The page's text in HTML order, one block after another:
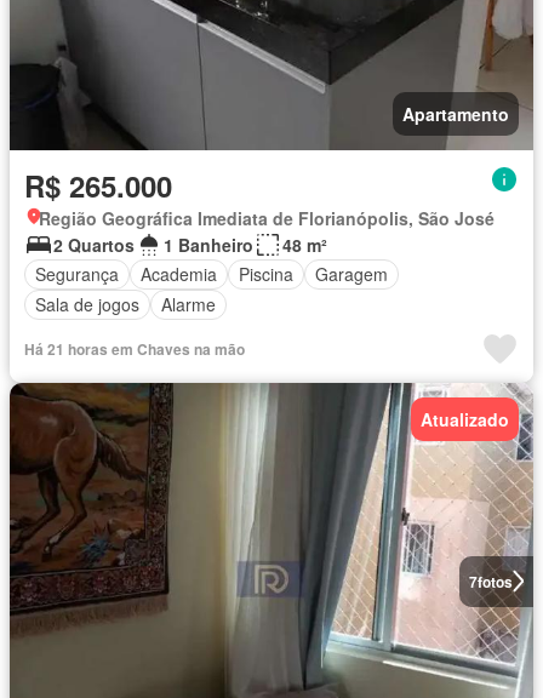
Apartamento
R$ 265.000
Região Geográfica Imediata de Florianópolis, São José
2 Quartos
1 Banheiro
48 m²
Segurança
Academia Piscina
Garagem
Sala de jogos
Alarme
Há 21 horas em Chaves na mão
7fotos
Atualizado